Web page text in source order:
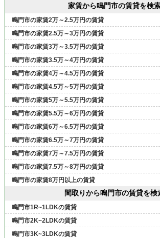
家賃から鳴門市の賃貸を検
鳴門市の家賃2万～2.5万円の賃貸
鳴門市の家賃2.5万～3万円の賃貸
鳴門市の家賃3万～3.5万円の賃貸
鳴門市の家賃3.5万～4万円の賃貸
鳴門市の家賃4万～4.5万円の賃貸
鳴門市の家賃4.5万～5万円の賃貸
鳴門市の家賃5万～5.5万円の賃貸
鳴門市の家賃5.5万～6万円の賃貸
鳴門市の家賃6万～6.5万円の賃貸
鳴門市の家賃6.5万～7万円の賃貸
鳴門市の家賃7万～7.5万円の賃貸
鳴門市の家賃7.5万～8万円の賃貸
鳴門市の家賃8万円以上の賃貸
間取りから鳴門市の賃貸を検
鳴門市1R~1LDKの賃貸
鳴門市2K~2LDKの賃貸
鳴門市3K~3LDKの賃貸